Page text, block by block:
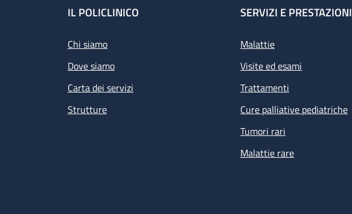
Footer
IL POLICLINICO
Chi siamo
Dove siamo
Carta dei servizi
Strutture
SERVIZI E PRESTAZIONI
Malattie
Visite ed esami
Trattamenti
Cure palliative pediatriche
Tumori rari
Malattie rare